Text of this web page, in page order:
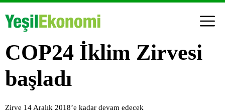
COP24 İklim Zirvesi
başladı
Zirve 14 Aralık 2018’e kadar devam edecek